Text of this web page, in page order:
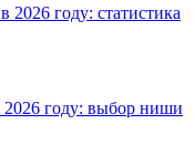
году: статистика
году: выбор ниши